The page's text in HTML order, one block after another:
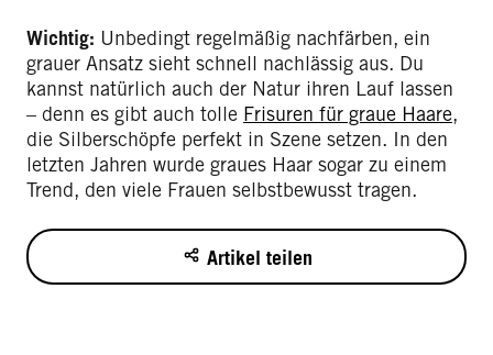
Wichtig: Unbedingt regelmäßig nachfärben, ein
grauer Ansatz sieht schnell nachlässig aus. Du
kannst natürlich auch der Natur ihren Lauf lassen
– denn es gibt auch tolle Frisuren für graue Haare,
die Silberschöpfe perfekt in Szene setzen. In den
letzten Jahren wurde graues Haar sogar zu einem
Trend, den viele Frauen selbstbewusst tragen.
Artikel teilen